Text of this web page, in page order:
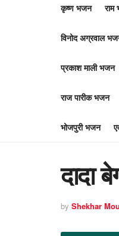
कृष्ण भजन
विनोद अग्रवाल
प्रकाश माली भजन
राज पारीक भजन
भोजपुरी भजन
दादा
by Shekhar